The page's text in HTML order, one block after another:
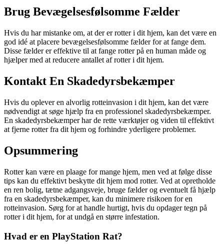
Brug Bevægelsesfølsomme Fælder
Hvis du har mistanke om, at der er rotter i dit hjem, kan det være en
god idé at placere bevægelsesfølsomme fælder for at fange dem.
Disse fælder er effektive til at fange rotter på en human måde og
hjælper med at reducere antallet af rotter i dit hjem.
Kontakt En Skadedyrsbekæmper
Hvis du oplever en alvorlig rotteinvasion i dit hjem, kan det være
nødvendigt at søge hjælp fra en professionel skadedyrsbekæmper.
En skadedyrsbekæmper har de rette værktøjer og viden til effektivt
at fjerne rotter fra dit hjem og forhindre yderligere problemer.
Opsummering
Rotter kan være en plaage for mange hjem, men ved at følge disse
tips kan du effektivt beskytte dit hjem mod rotter. Ved at opretholde
en ren bolig, tætne adgangsveje, bruge fælder og eventuelt få hjælp
fra en skadedyrsbekæmper, kan du minimere risikoen for en
rotteinvasion. Sørg for at handle hurtigt, hvis du opdager tegn på
rotter i dit hjem, for at undgå en større infestation.
Hvad er en PlayStation Rat?